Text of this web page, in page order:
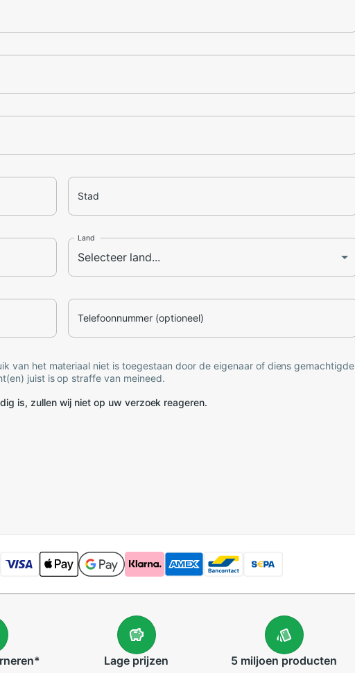
Stad
Land
Telefoonnummer (optioneel)
van het materiaal niet is toegestaan door de eigenaar of diens gemachtigde
juist is op straffe van meineed.
is, zullen wij niet op uw verzoek reageren.
* Lage prijzen 5 miljoen producten